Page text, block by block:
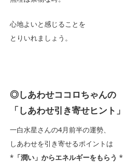
心地よいと感じることを
とりいれましょう。
◎しあわせココロちゃんの
「しあわせ引き寄せヒント」
一白水星さんの4月前半の運勢、
しあわせを引き寄せるポイントは
* 「潤い」からエネルギーをもらう *